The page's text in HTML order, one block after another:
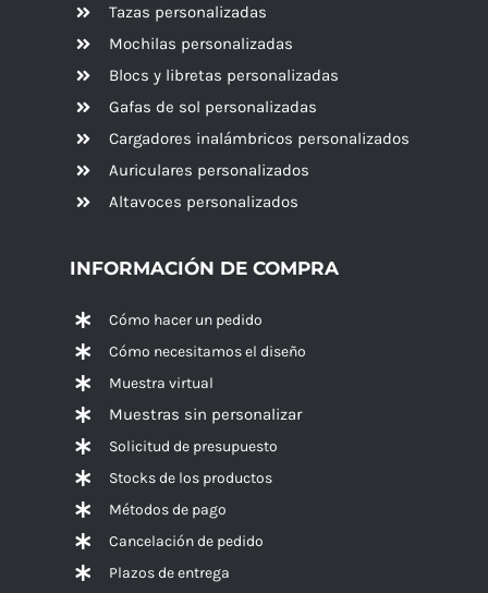
Tazas personalizadas
Mochilas personalizadas
Blocs y libretas personalizadas
Gafas de sol personalizadas
Cargadores inalámbricos personalizados
Auriculares personalizados
Altavoces personalizados
INFORMACIÓN DE COMPRA
Cómo hacer un pedido
Cómo necesitamos el diseño
Muestra virtual
Muestras sin personalizar
Solicitud de presupuesto
Stocks de los productos
Métodos de pago
Cancelación de pedido
Plazos de entrega